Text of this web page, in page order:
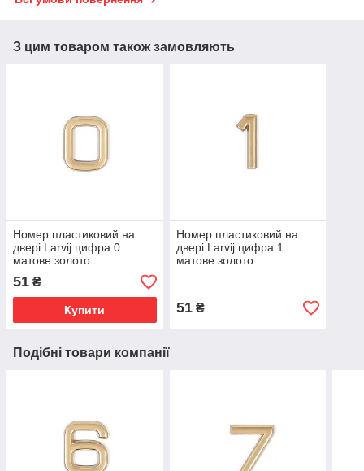
З цим товаром також замовляють
Номер пластиковий на
двері Larvij цифра 0
матове золото
(LNP4MG#0)
51 ₴
Купити
Номер пластиковий на
двері Larvij цифра 1
матове золото
51₴
Подібні товари компанії